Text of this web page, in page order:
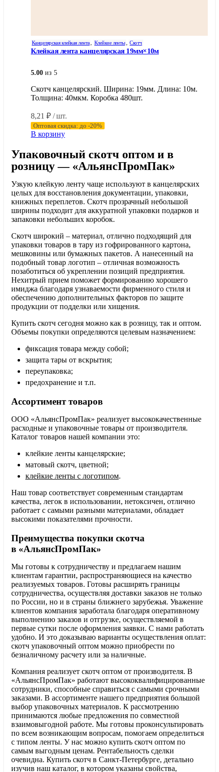
Канцелярская клейкая лента, Клейкие ленты, Скотч
Клейкая лента канцелярская 19мм×10м
5.00 из 5
Скотч канцелярский. Ширина: 19мм. Длина: 10м.
Толщина: 40мкм. Коробка 480шт.
8,21 ₽ / шт.
Оптовая скидка: до -20%
В корзину
Упаковочный скотч оптом и в
розницу — «АльянсПромПак»
Узкую клейкую ленту чаще используют в канцелярских
целых для восстановления документации, упаковки,
книжных переплетов. Скотч прозрачный небольшой
ширины подходит для аккуратной упаковки подарков и
запаковки небольших коробок.
Скотч широкий – материал, отлично подходящий для
упаковки товаров в тару из гофрированного картона,
мешковины или бумажных пакетов. А нанесенный на
подобный товар логотип – отличная возможность
позаботиться об укреплении позиций предприятия.
Нехитрый прием поможет формированию хорошего
имиджа благодаря узнаваемости фирменного стиля и
обеспечению дополнительных факторов по защите
продукции от подделки или хищения.
Купить скотч сегодня можно как в розницу, так и оптом.
Объемы покупки определяются целевым назначением:
фиксация товара между собой;
защита тары от вскрытия;
переупаковка;
предохранение и т.п.
Ассортимент товаров
ООО «АльянсПромПак» реализует высококачественные
расходные и упаковочные товары от производителя.
Каталог товаров нашей компании это:
клейкие ленты канцелярские;
матовый скотч, цветной;
клейкие ленты с логотипом.
Наш товар соответствует современным стандартам
качества, легок в использовании, нетоксичен, отлично
работает с самыми разными материалами, обладает
высокими показателями прочности.
Преимущества покупки скотча
в «АльянсПромПак»
Мы готовы к сотрудничеству и предлагаем нашим
клиентам гарантии, распространяющиеся на качество
реализуемых товаров. Готовы расширять границы
сотрудничества, осуществляя доставки заказов не только
по России, но и в страны ближнего зарубежья. Уважение
клиентов компания заработала благодаря оперативному
выполнению заказов и отгрузке, осуществляемой в
первые сутки после оформления заявки. С нами работать
удобно. И это доказываю варианты осуществления оплат:
скотч упаковочный оптом можно приобрести по
безналичному расчету или за наличные.
Компания реализует скотч оптом от производителя. В
«АльянсПромПак» работают высококвалифицированные
сотрудники, способные справиться с самыми срочными
заказами. В ассортименте нашего предприятия большой
выбор упаковочных материалов. К рассмотрению
принимаются любые предложения по совместной
взаимовыгодной работе. Мы готовы проконсультировать
по всем возникающим вопросам, помогаем определиться
с типом ленты. У нас можно купить скотч оптом по
самым выгодным ценам. Рентабельность сделки
очевидна. Купить скотч в Санкт-Петербурге, детально
изучив наш каталог, в котором указаны свойства,